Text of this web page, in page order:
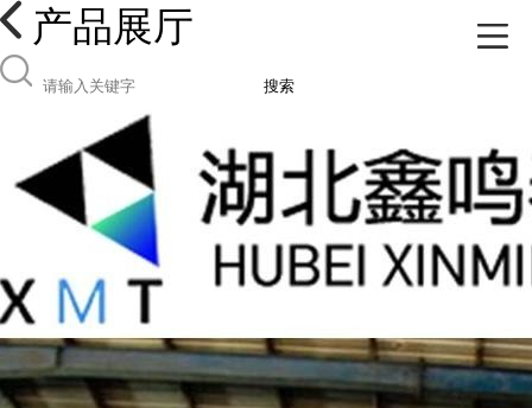
产品展厅
搜索